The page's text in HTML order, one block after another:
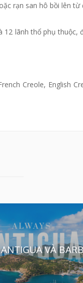
rạn san hô bồi lên từ
12 lãnh thổ phụ thuộc,
Creole, English
VÀ